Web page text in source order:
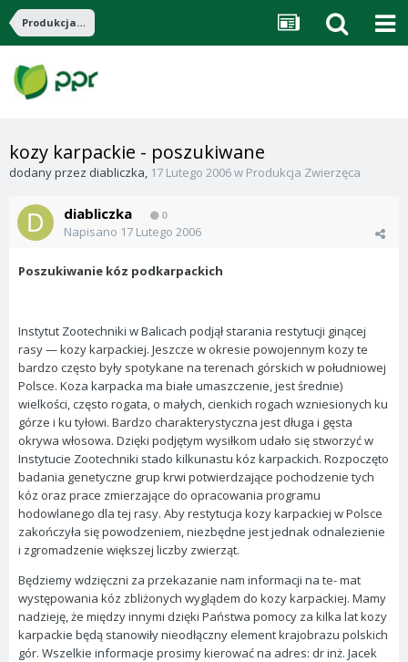
Produkcja Zwierzęca
kozy karpackie - poszukiwane
dodany przez diabliczka, 17 Lutego 2006w Produkcja Zwierzęca
diabliczka 0
Napisano 17 Lutego 2006
Poszukiwanie kóz podkarpackich
Instytut Zootechniki w Balicach podjął starania restytucji ginącej
rasy — kozy karpackiej. Jeszcze w okresie powojennym kozy te
bardzo często były spotykane na terenach górskich w południowej
Polsce. Koza karpacka ma białe umaszczenie, jest średnie)
wielkości, często rogata, o małych, cienkich rogach wzniesionych ku
górze i ku tyłowi. Bardzo charakterystyczna jest długa i gęsta
okrywa włosowa. Dzięki podjętym wysiłkom udało się stworzyć w
Instytucie Zootechniki stado kilkunastu kóz karpackich. Rozpoczęto
badania genetyczne grup krwi potwierdzające pochodzenie tych
kóz oraz prace zmierzające do opracowania programu
hodowlanego dla tej rasy. Aby restytucja kozy karpackiej w Polsce
zakończyła się powodzeniem, niezbędne jest jednak odnalezienie
i zgromadzenie większej liczby zwierząt.
Będziemy wdzięczni za przekazanie nam informacji na te- mat
występowania kóz zbliżonych wyglądem do kozy karpackiej. Mamy
nadzieję, że między innymi dzięki Państwa pomocy za kilka lat kozy
karpackie będą stanowiły nieodłączny element krajobrazu polskich
gór. Wszelkie informacje prosimy kierować na adres: dr inż. Jacek